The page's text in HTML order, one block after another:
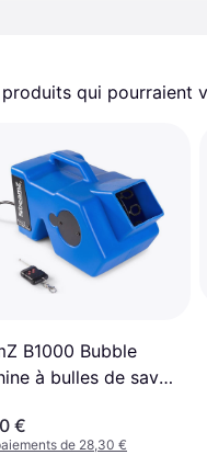
qui pourraient
B1000 Bubble
à bulles de savon
€
de 28,30 €